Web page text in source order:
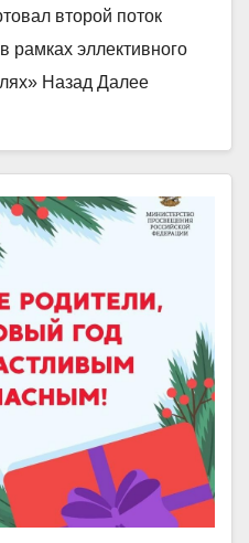
второй поток
рамках эллективного
Назад Далее